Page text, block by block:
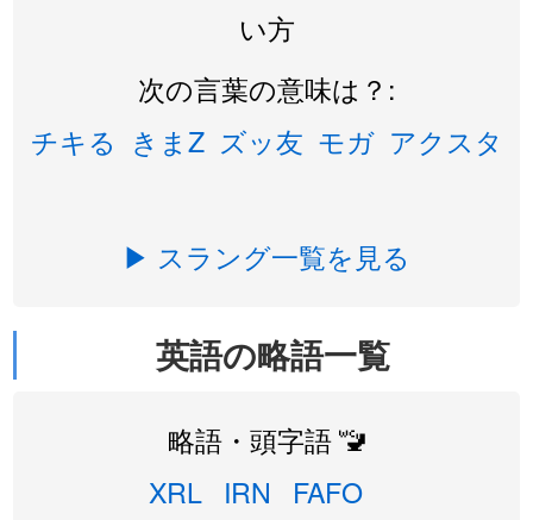
い方
次の言葉の意味は？:
チキる きまZ ズッ友 モガ アクスタ
▶ スラング一覧を見る
英語の略語一覧
略語・頭字語 🚾
XRL IRN
FAFO